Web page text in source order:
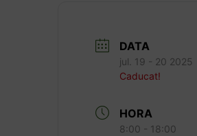
DATA
jul. 19 - 20 2025
Caducat!
HORA
8:00 - 18:00